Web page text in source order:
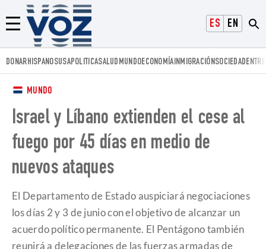
ESPAÑOLENGLISH
Menú
Voz.us
DONARHISPANOSUSAPOLITICASALUD MUNDOECONOMÍAINMIGRACIÓNSOCIEDAD
MUNDO
Israel y Líbano extienden el cese al
fuego por 45 días en medio de
nuevos ataques
El Departamento de Estado auspiciará negociaciones
los días 2 y 3 de junio con el objetivo de alcanzar un
acuerdo político permanente. El Pentágono también
reunirá a delegaciones de las fuerzas armadas de